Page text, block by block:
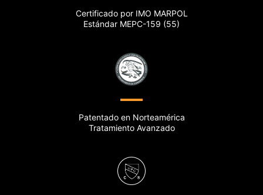
Certificado por IMO MARPOL
Estándar MEPC-159 (55)
Patentado en Norteamérica
Tratamiento Avanzado